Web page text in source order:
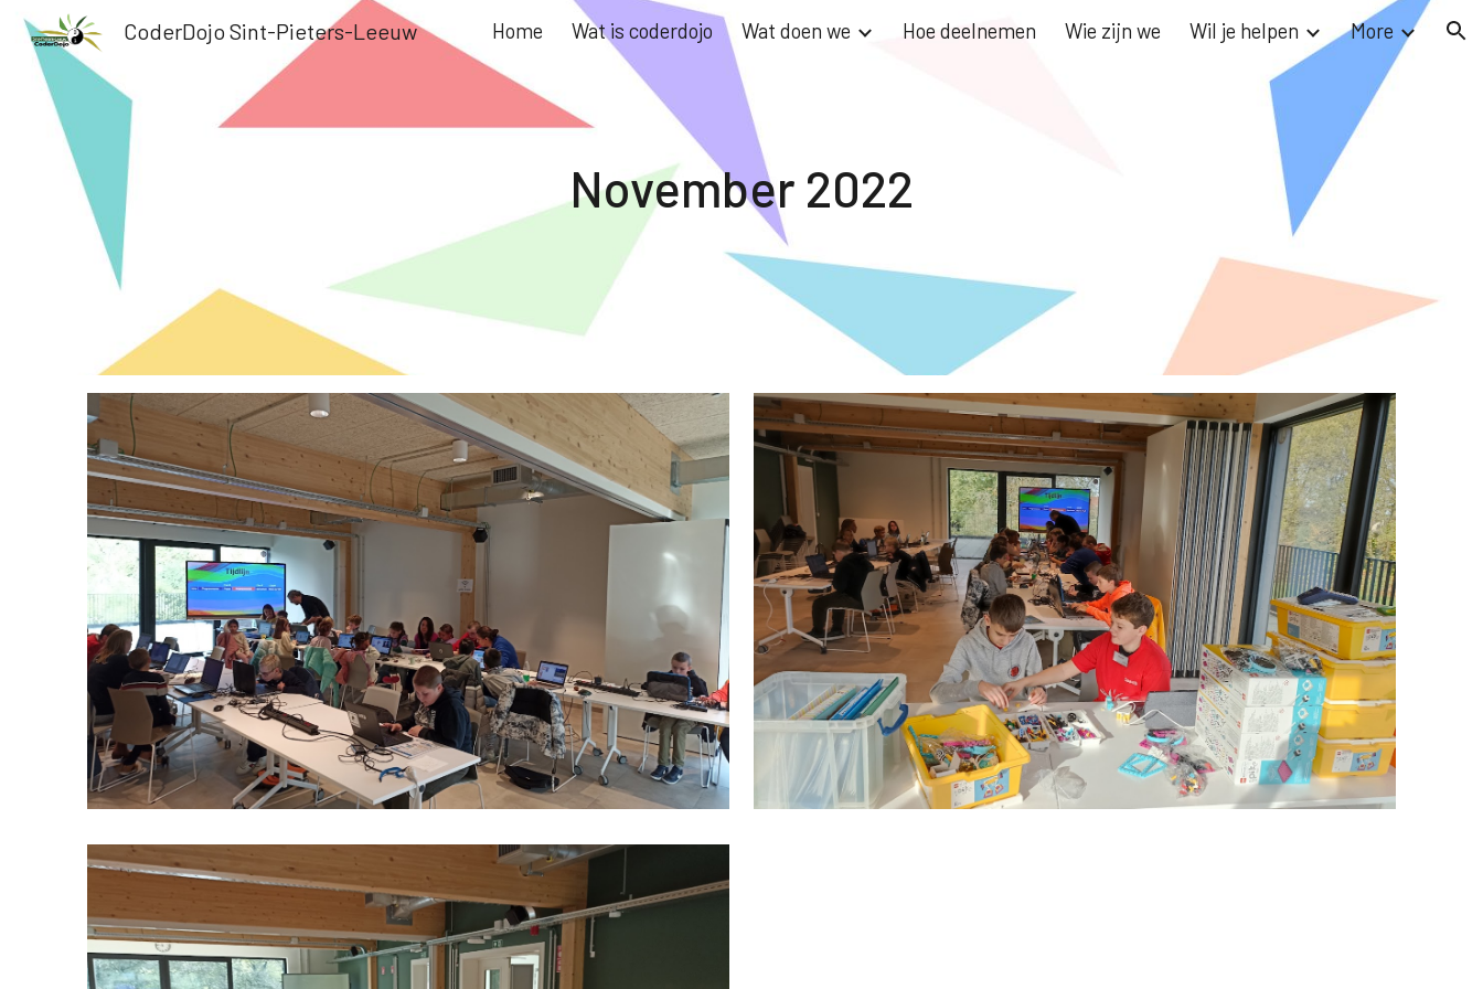
Skip to main content Skip to navigation
CoderDojo Sint-Pieters-Leeuw Home Wat is coderdojo Wat doen we Hoe deelnemen Wie zijn we Wil je helpen More
November 2022